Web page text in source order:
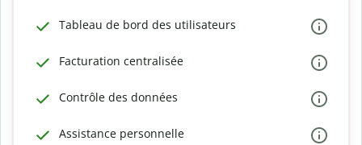
Tableau de bord des utilisateurs
Facturation centralisée
Contrôle des données
Assistance personnelle